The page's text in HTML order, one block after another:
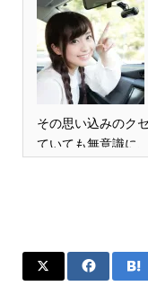
その思い込みのク
ていても無意識に